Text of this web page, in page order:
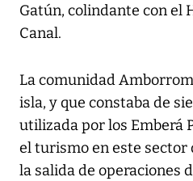
Gatún, colindante con el
Canal.
La comunidad
isla, y que constaba de
utilizada por los Emberá
el turismo en este sector
la salida de operaciones